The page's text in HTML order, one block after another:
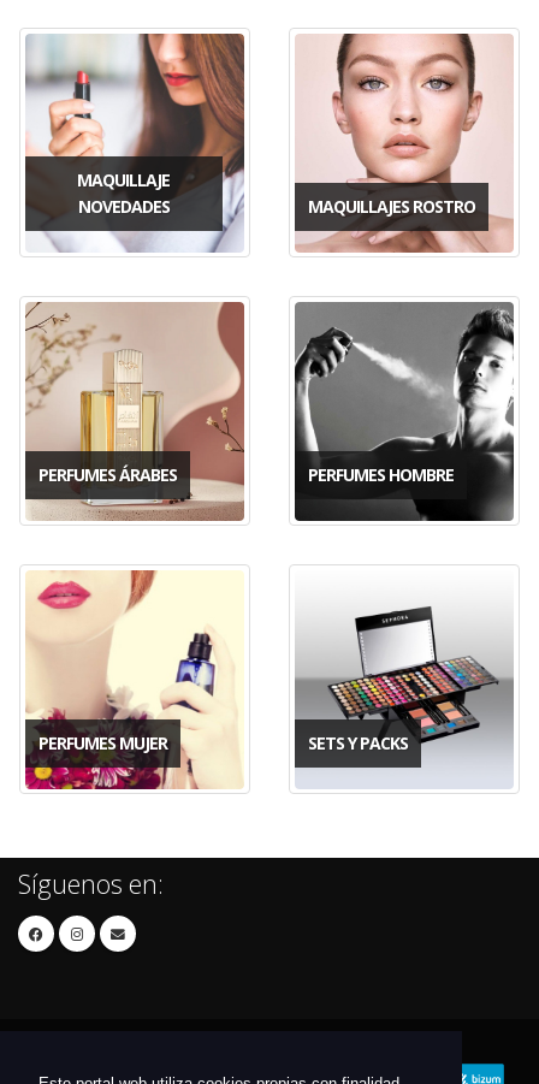
MAQUILLAJE
NOVEDADES
MAQUILLAJES ROSTRO
PERFUMES ÁRABES PERFUMES HOMBRE
PERFUMES MUJER SETS Y PACKS
Síguenos en: